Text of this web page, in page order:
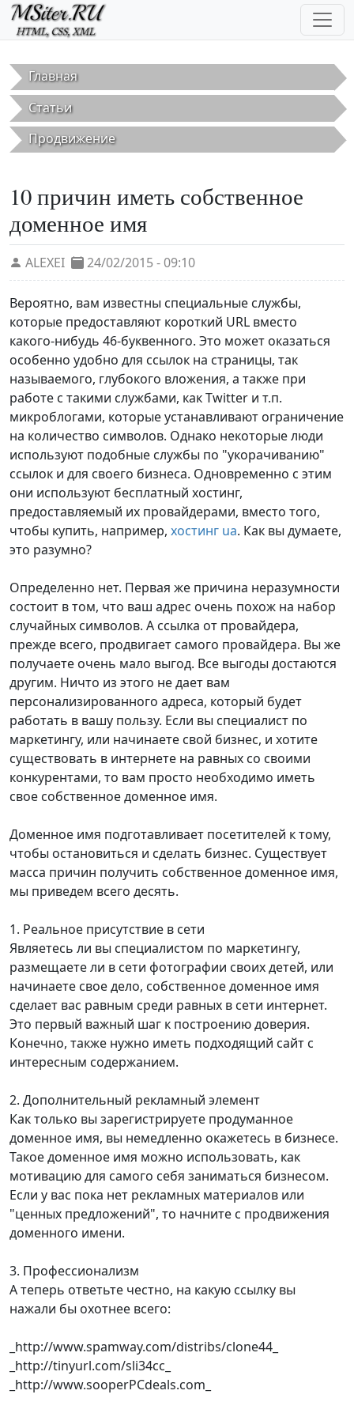
Перейти к основному содержанию
Главная
Статьи
Продвижение
10 причин иметь собственное
доменное имя
ALEXEI 24/02/2015 - 09:10
Вероятно, вам известны специальные службы,
которые предоставляют короткий URL вместо
какого-нибудь 46-буквенного. Это может оказаться
особенно удобно для ссылок на страницы, так
называемого, глубокого вложения, а также при
работе с такими службами, как Twitter и т.п.
микроблогами, которые устанавливают ограничение
на количество символов. Однако некоторые люди
используют подобные службы по "укорачиванию"
ссылок и для своего бизнеса. Одновременно с этим
они используют бесплатный хостинг,
предоставляемый их провайдерами, вместо того,
чтобы купить, например, хостинг ua. Как вы думаете,
это разумно?
Определенно нет. Первая же причина неразумности
состоит в том, что ваш адрес очень похож на набор
случайных символов. А ссылка от провайдера,
прежде всего, продвигает самого провайдера. Вы же
получаете очень мало выгод. Все выгоды достаются
другим. Ничто из этого не дает вам
персонализированного адреса, который будет
работать в вашу пользу. Если вы специалист по
маркетингу, или начинаете свой бизнес, и хотите
существовать в интернете на равных со своими
конкурентами, то вам просто необходимо иметь
свое собственное доменное имя.
Доменное имя подготавливает посетителей к тому,
чтобы остановиться и сделать бизнес. Существует
масса причин получить собственное доменное имя,
мы приведем всего десять.
1. Реальное присутствие в сети
Являетесь ли вы специалистом по маркетингу,
размещаете ли в сети фотографии своих детей, или
начинаете свое дело, собственное доменное имя
сделает вас равным среди равных в сети интернет.
Это первый важный шаг к построению доверия.
Конечно, также нужно иметь подходящий сайт с
интересным содержанием.
2. Дополнительный рекламный элемент
Как только вы зарегистрируете продуманное
доменное имя, вы немедленно окажетесь в бизнесе.
Такое доменное имя можно использовать, как
мотивацию для самого себя заниматься бизнесом.
Если у вас пока нет рекламных материалов или
"ценных предложений", то начните с продвижения
доменного имени.
3. Профессионализм
А теперь ответьте честно, на какую ссылку вы
нажали бы охотнее всего:
_http://www.spamway.com/distribs/clone44_
_http://tinyurl.com/sli34cc_
_http://www.sooperPCdeals.com_